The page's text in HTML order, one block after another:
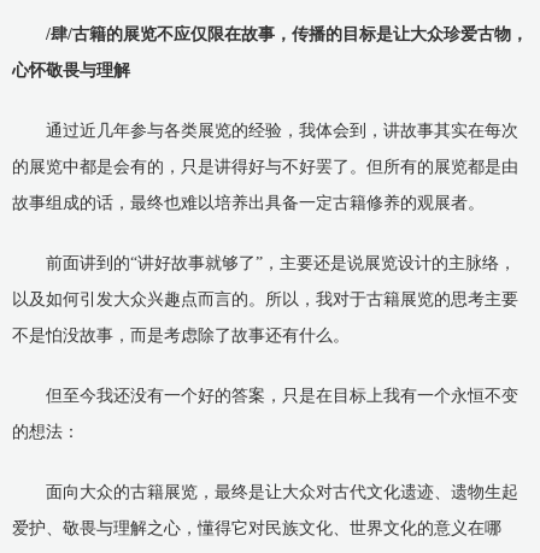
/肆/古籍的展览不应仅限在故事，传播的目标是让大众珍爱古物，
心怀敬畏与理解
通过近几年参与各类展览的经验，我体会到，讲故事其实在每次
的展览中都是会有的，只是讲得好与不好罢了。但所有的展览都是由
故事组成的话，最终也难以培养出具备一定古籍修养的观展者。
前面讲到的“讲好故事就够了”，主要还是说展览设计的主脉络，
以及如何引发大众兴趣点而言的。所以，我对于古籍展览的思考主要
不是怕没故事，而是考虑除了故事还有什么。
但至今我还没有一个好的答案，只是在目标上我有一个永恒不变
的想法：
面向大众的古籍展览，最终是让大众对古代文化遗迹、遗物生起
爱护、敬畏与理解之心，懂得它对民族文化、世界文化的意义在哪